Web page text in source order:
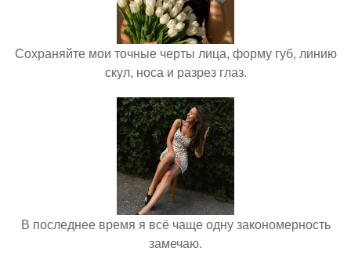
Сохраняйте мои точные черты лица, форму губ, линию
скул, носа и разрез глаз.
В последнее время я всё чаще одну закономерность
замечаю.